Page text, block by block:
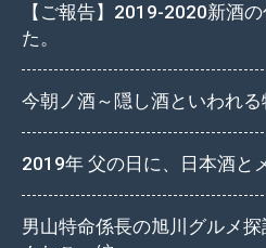
【ご報告】2019-2020新酒
た。
今朝ノ酒～隠し酒といわれる
2019年 父の日に、日本酒と
男山特命係長の旭川グルメ